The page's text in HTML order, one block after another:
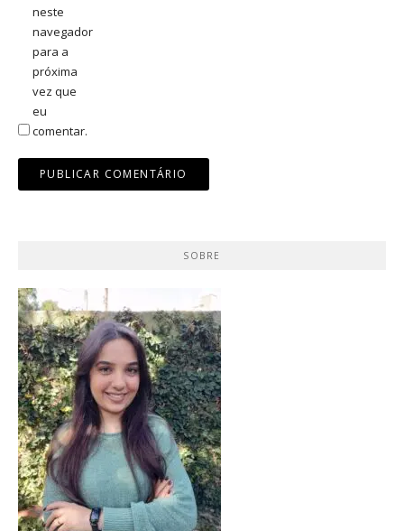
neste
navegador
para a
próxima
vez que
eu
comentar.
SOBRE